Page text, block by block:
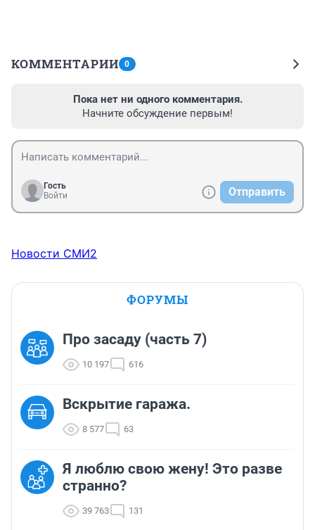
КОММЕНТАРИИ 0
Пока нет ни одного комментария.
Начните обсуждение первым!
Гость
Войти
Отправить
Новости СМИ2
ФОРУМЫ
Про засаду (часть 7)
10 197 616
Вскрытие гаража.
8 577 63
Я люблю свою жену! Это разве
странно?
39 763 131